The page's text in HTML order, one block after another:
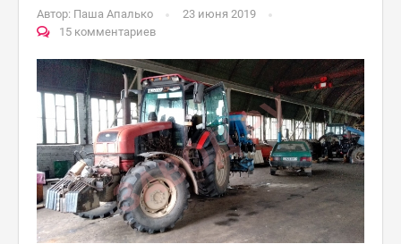
Автор: Паша Апалько
23 июня 2019
15 комментариев